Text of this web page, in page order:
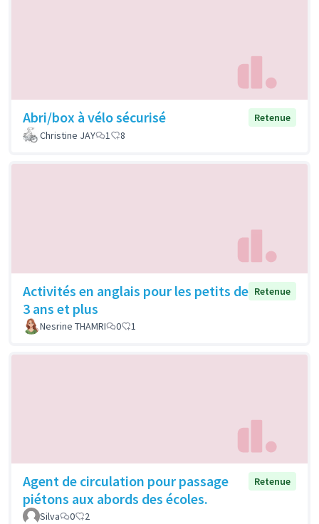
Abri/box à vélo sécurisé
Retenue
Christine JAY
1 8
Activités en anglais pour les petits de
3 ans et plus
Retenue
Nesrine THAMRI 0 1
Agent de circulation pour passage
piétons aux abords des écoles.
Retenue
Silva 0 2